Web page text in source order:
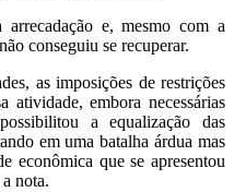
e, mesmo com a
conseguiu se recuperar.
as imposições de restrições
atividade, embora necessárias
a equalização das
em uma batalha árdua mas
econômica que se apresentou
nota.